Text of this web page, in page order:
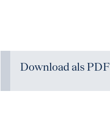
Download als PDF